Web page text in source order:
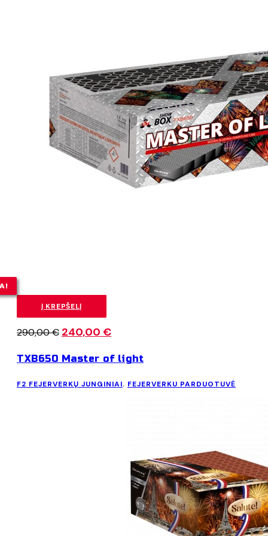
Į KREPŠELĮ
290,00€ Original
was:
240,00 €Current
is:
TXB650 Master of light
F2 FEJERVERKŲ JUNGINIAI, FEJERVERKU PARDUOTUVĖ